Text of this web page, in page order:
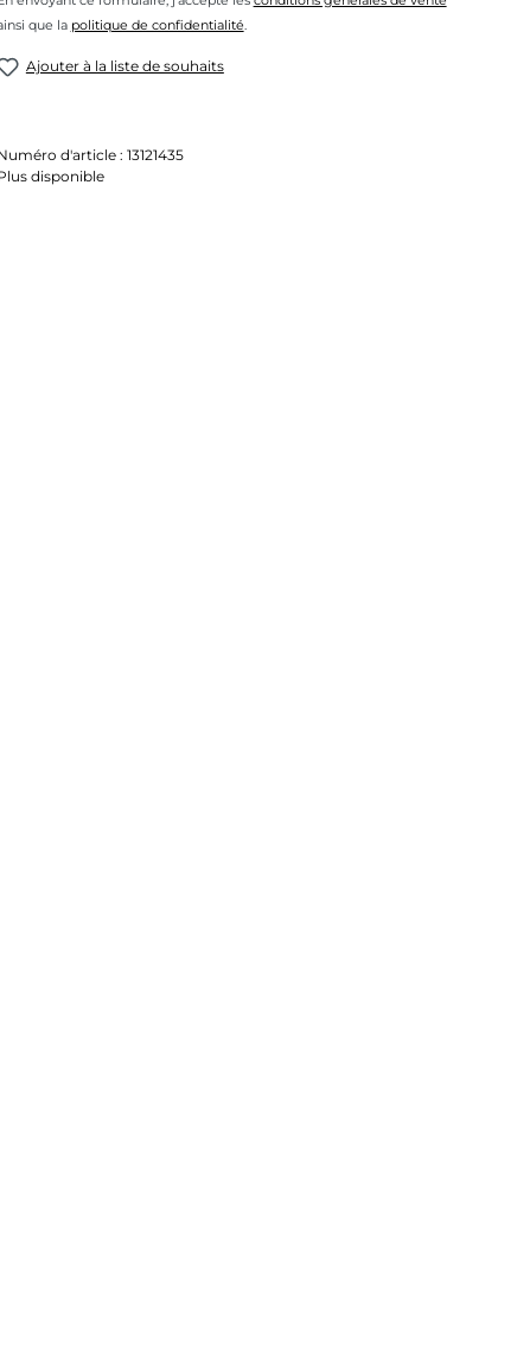
que la politique de confidentialité.
Ajouter à la liste de souhaits
d'article : 13121435
disponible